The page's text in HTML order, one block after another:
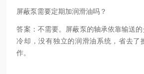
屏蔽泵需要定期加润滑油吗？
答案：不需要。屏蔽泵的轴承依靠输送
冷却，没有独立的润滑油系统，省去了
作。